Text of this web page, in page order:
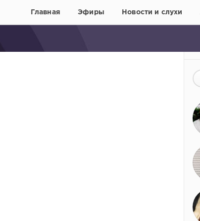
Главная Эфиры Новости и слухи